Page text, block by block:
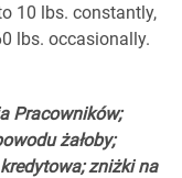
10 lbs. constantly,
lbs. occasionally.
Pracowników;
żałoby;
zniżki na